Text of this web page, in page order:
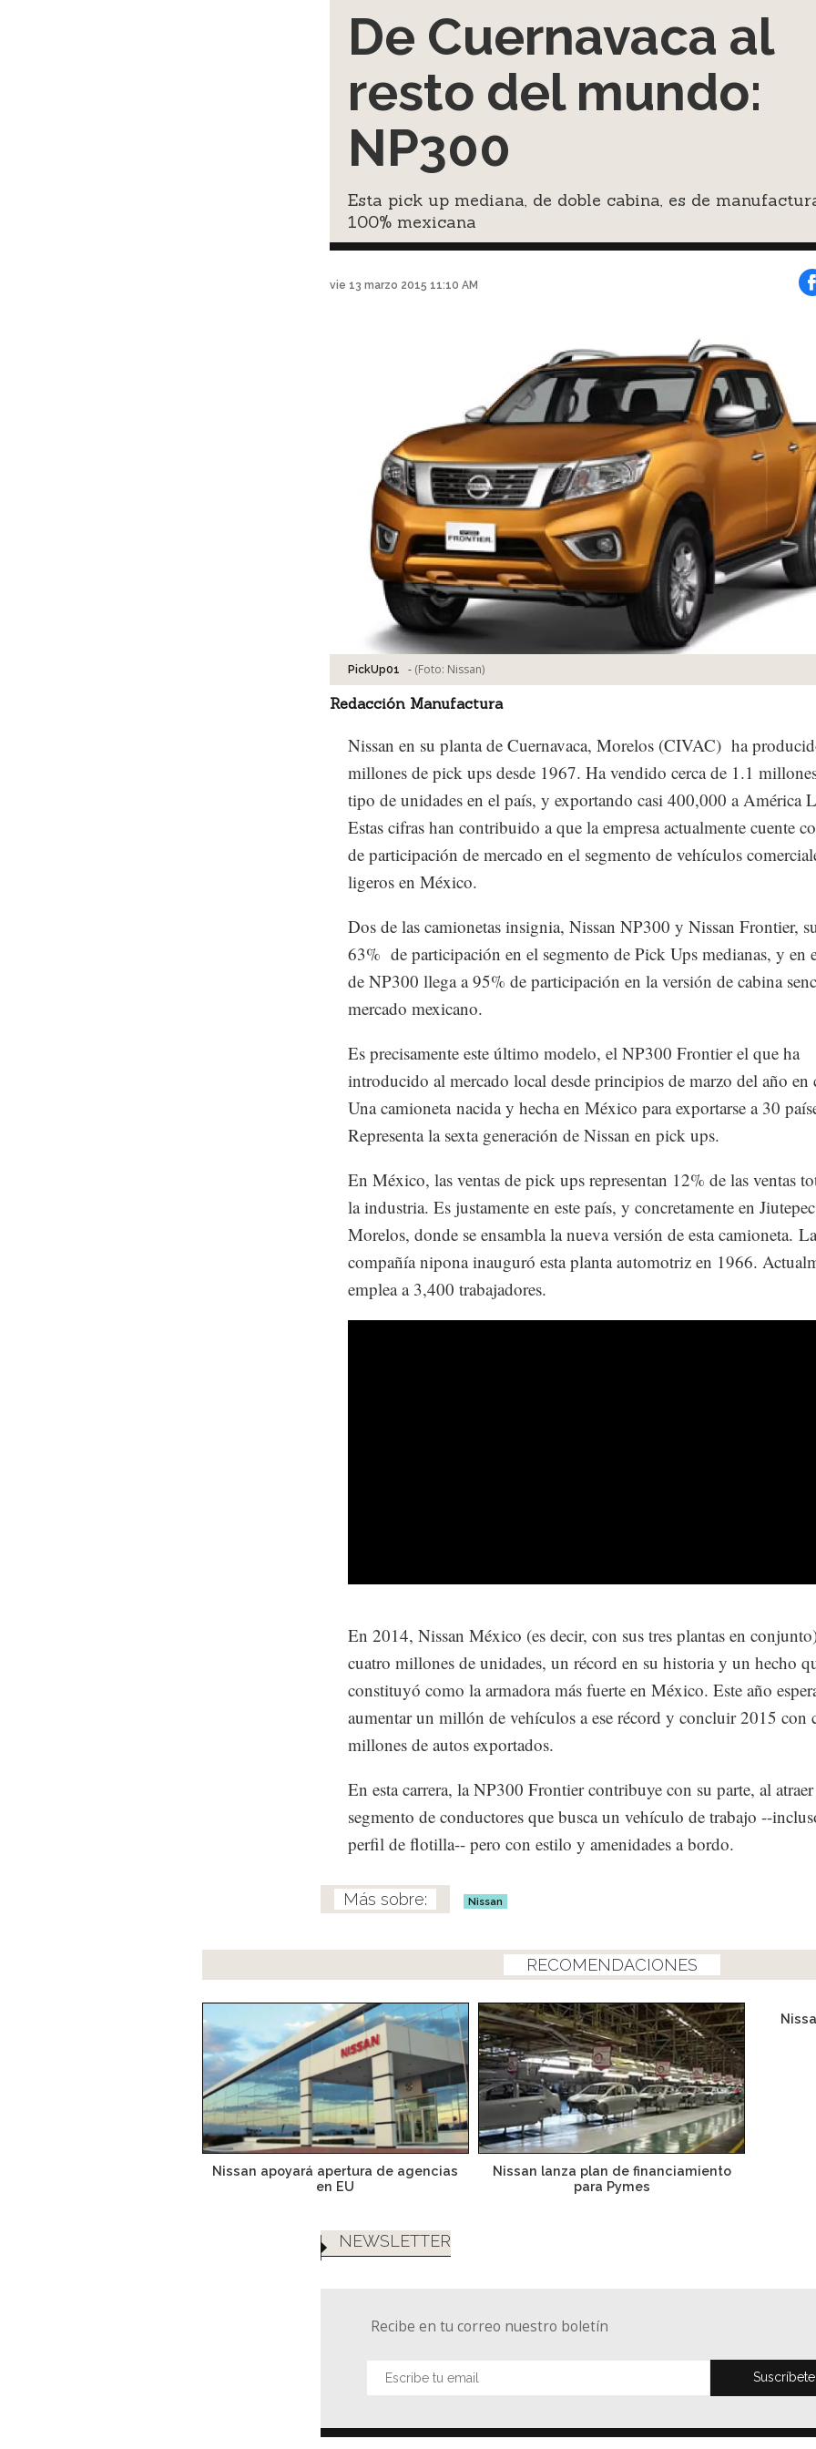
De Cuernavaca al
resto del mundo:
NP300
Esta pick up mediana, de doble cabina, es de
100% mexicana
vie 13 marzo 2015 11:10 AM
PickUp01 - (Foto: Nissan)
Redacción Manufactura
Nissan en su planta de Cuernavaca, Morelos (CIVAC) ha
millones de pick ups desde 1967. Ha vendido cerca de 1.1
tipo de unidades en el país, y exportando casi 400,000 a América
Estas cifras han contribuido a que la empresa actualmente cuente
de participación de mercado en el segmento de vehículos
ligeros en México.
Dos de las camionetas insignia, Nissan NP300 y Nissan Frontier,
63% de participación en el segmento de Pick Ups medianas, y en
de NP300 llega a 95% de participación en la versión de cabina
mercado mexicano.
Es precisamente este último modelo, el NP300 Frontier el que ha
introducido al mercado local desde principios de marzo del año en
Una camioneta nacida y hecha en México para exportarse a 30
Representa la sexta generación de Nissan en pick ups.
En México, las ventas de pick ups representan 12% de las ventas
la industria. Es justamente en este país, y concretamente en
Morelos, donde se ensambla la nueva versión de esta camioneta. La
compañía nipona inauguró esta planta automotriz en 1966.
emplea a 3,400 trabajadores.
En 2014, Nissan México (es decir, con sus tres plantas en
cuatro millones de unidades, un récord en su historia y un hecho
constituyó como la armadora más fuerte en México. Este año
aumentar un millón de vehículos a ese récord y concluir 2015 con
millones de autos exportados.
En esta carrera, la NP300 Frontier contribuye con su parte, al
segmento de conductores que busca un vehículo de trabajo --
perfil de flotilla-- pero con estilo y amenidades a bordo.
Nissan
RECOMENDACIONES
Nissan apoyará apertura de agencias
en EU
Nissan lanza plan de financiamiento
para Pymes
NEWSLETTER
Recibe en tu correo nuestro boletín